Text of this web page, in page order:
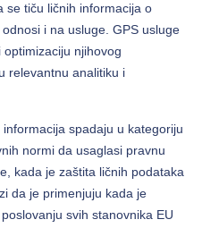
se tiču ličnih informacija o
i na usluge. GPS usluge
njihovog
relevantnu analitiku i
spadaju u kategoriju
normi da usaglasi pravnu
kada je zaštita ličnih podataka
da je primenjuju kada je
svih stanovnika EU